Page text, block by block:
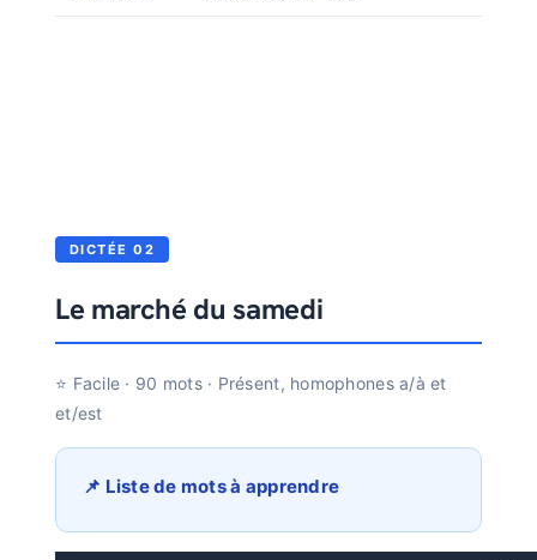
DICTÉE 02
Le marché du samedi
⭐ Facile · 90 mots · Présent, homophones a/à et
et/est
📌 Liste de mots à apprendre